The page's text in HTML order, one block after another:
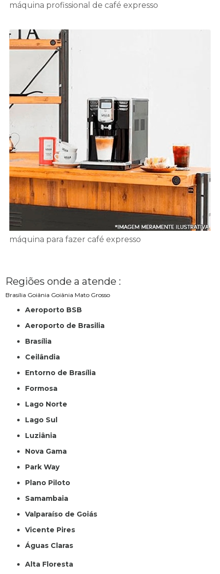
máquina profissional de café expresso
máquina para fazer café expresso
Regiões onde a atende :
Brasília Goiânia Goiânia Mato Grosso
Aeroporto BSB
Aeroporto de Brasilia
Brasília
Ceilândia
Entorno de Brasília
Formosa
Lago Norte
Lago Sul
Luziânia
Nova Gama
Park Way
Plano Piloto
Samambaia
Valparaíso de Goiás
Vicente Pires
Águas Claras
Alta Floresta